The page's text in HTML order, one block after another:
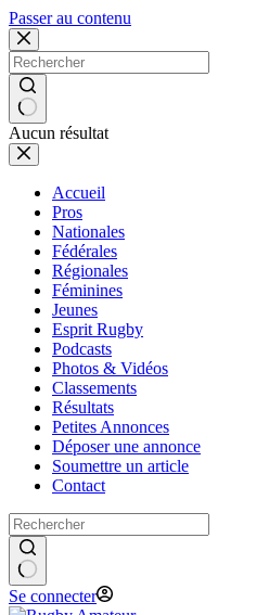
Passer au contenu
Aucun résultat
Accueil
Pros
Nationales
Fédérales
Régionales
Féminines
Jeunes
Esprit Rugby
Podcasts
Photos & Vidéos
Classements
Résultats
Petites Annonces
Déposer une annonce
Soumettre un article
Contact
Se connecter